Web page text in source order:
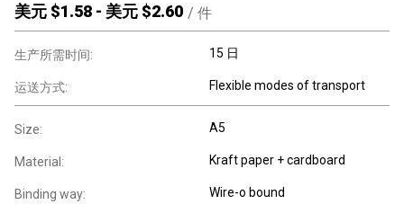
美元 $1.58 - 美元 $2.60 / 件
生产所需时间: 15 日
运送方式: Flexible modes of transport
Size: A5
Material: Kraft paper + cardboard
Binding way: Wire-o bound